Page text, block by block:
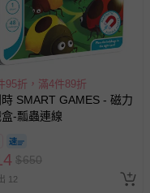
95折，滿4件89折
時 SMART GAMES - 磁力
-瓢蟲連線
$650
12